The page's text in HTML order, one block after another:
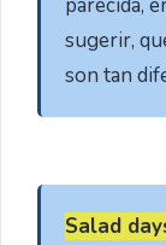
parecida,
sugerir,
son tan
Salad